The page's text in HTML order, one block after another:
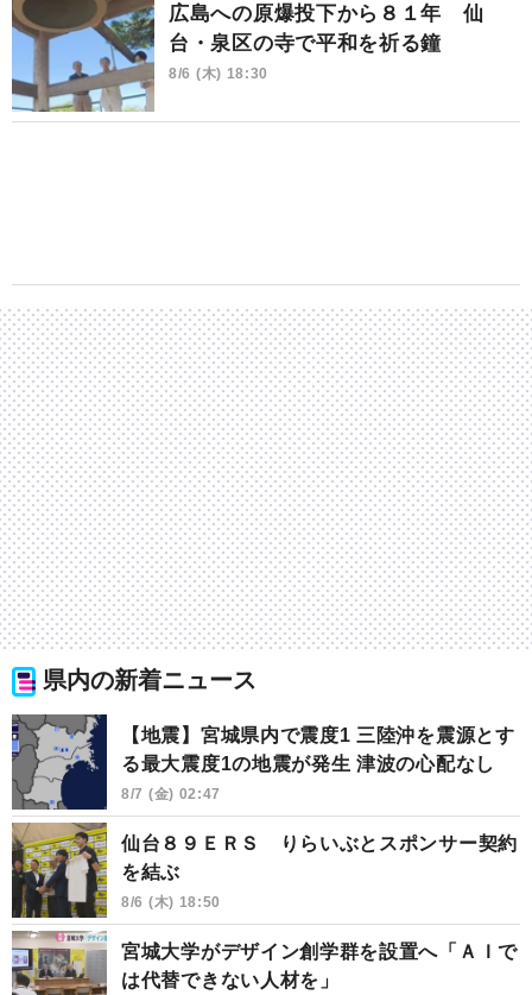
広島への原爆投下から８１年 仙
台・泉区の寺で平和を祈る鐘
8/6 (木) 18:30
県内の新着ニュース
【地震】宮城県内で震度1 三陸沖を震源とす
る最大震度1の地震が発生 津波の心配なし
8/7 (金) 02:47
仙台８９ＥＲＳ りらいぶとスポンサー契約
を結ぶ
8/6 (木) 18:50
宮城大学がデザイン創学群を設置へ「ＡＩで
は代替できない人材を」